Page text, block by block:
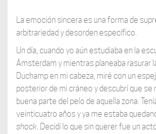
La emoción sincera es una forma de
arbitrariedad y desorden específico.
Un día, cuando yo aún estudiaba en la
Ámsterdam y mientras planeaba rasurar
Duchamp en mi cabeza, miré con un
posterior de mi cráneo y descubrí que se
buena parte del pelo de aquella zona.
veinticuatro años y ya me estaba
shock. Decidí lo que sin querer fue un